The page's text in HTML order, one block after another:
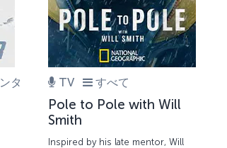
タ
TV すべて
Pole to Pole with Will
Smith
Inspired by his late mentor, Will